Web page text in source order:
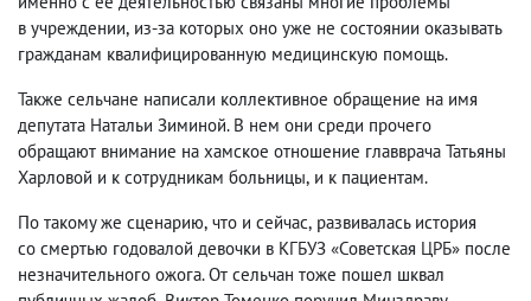
в учреждении, из-за которых оно уже не состоянии оказывать
гражданам квалифицированную медицинскую помощь.
Также сельчане написали коллективное обращение на имя
депутата Натальи Зиминой. В нем они среди прочего
обращают внимание на хамское отношение главврача Татьяны
Харловой и к сотрудникам больницы, и к пациентам.
По такому же сценарию, что и сейчас, развивалась история
со смертью годовалой девочки в КГБУЗ «Советская ЦРБ» после
незначительного ожога. От сельчан тоже пошел шквал